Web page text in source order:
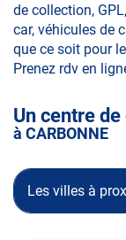
de collection,
car, véhicules de
que ce soit pour
Prenez rdv en
Un centre
à CARBONNE
Les villes à